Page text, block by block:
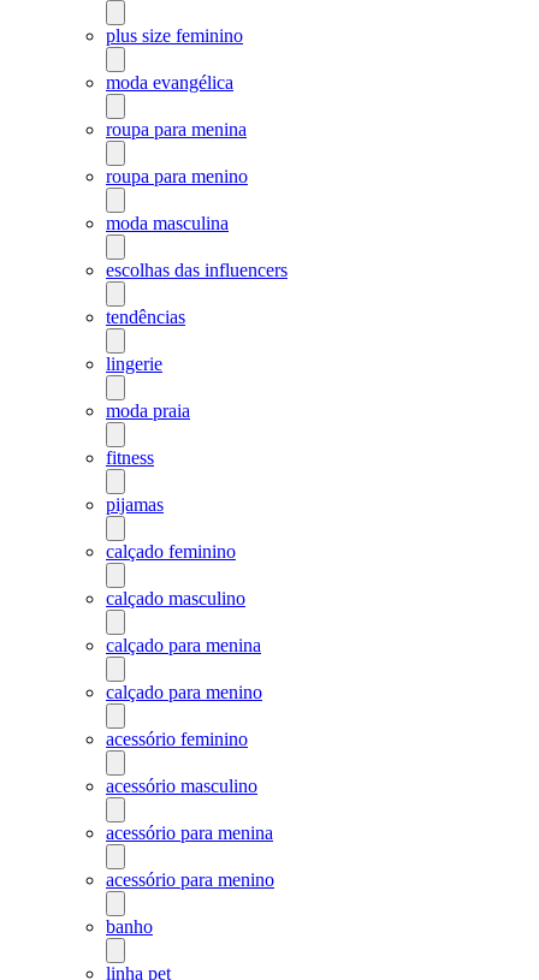
plus size feminino
moda evangélica
roupa para menina
roupa para menino
moda masculina
escolhas das influencers
tendências
lingerie
moda praia
fitness
pijamas
calçado feminino
calçado masculino
calçado para menina
calçado para menino
acessório feminino
acessório masculino
acessório para menina
acessório para menino
banho
linha pet